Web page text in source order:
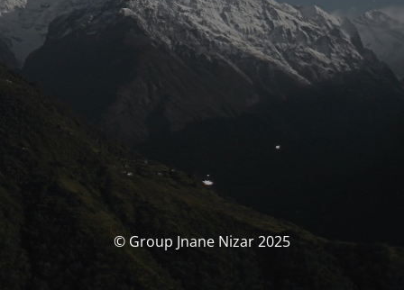
© Group Jnane Nizar 2025